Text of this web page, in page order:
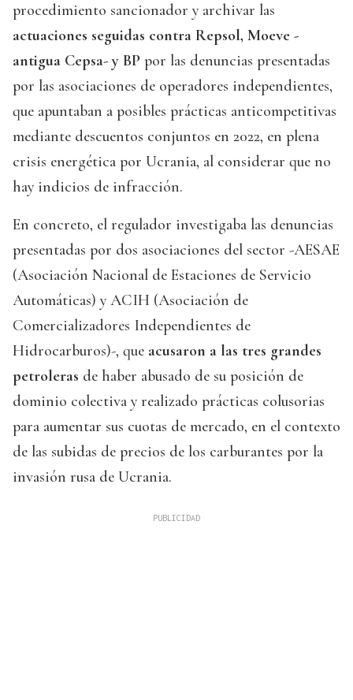
procedimiento sancionador y archivar las
actuaciones seguidas contra Repsol, Moeve -
antigua Cepsa- y BP por las denuncias presentadas
por las asociaciones de operadores independientes,
que apuntaban a posibles prácticas anticompetitivas
mediante descuentos conjuntos en 2022, en plena
crisis energética por Ucrania, al considerar que no
hay indicios de infracción.
En concreto, el regulador investigaba las denuncias
presentadas por dos asociaciones del sector -AESAE
(Asociación Nacional de Estaciones de Servicio
Automáticas) y ACIH (Asociación de
Comercializadores Independientes de
Hidrocarburos)-, que acusaron a las tres grandes
petroleras de haber abusado de su posición de
dominio colectiva y realizado prácticas colusorias
para aumentar sus cuotas de mercado, en el contexto
de las subidas de precios de los carburantes por la
invasión rusa de Ucrania.